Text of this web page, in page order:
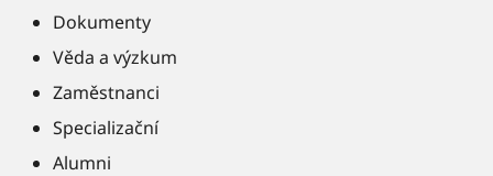
Dokumenty
Věda a výzkum
Zaměstnanci
Specializační
Alumni